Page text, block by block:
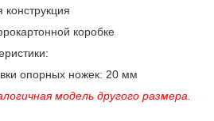
коробке
опорных ножек: 20 мм
модель другого размера.